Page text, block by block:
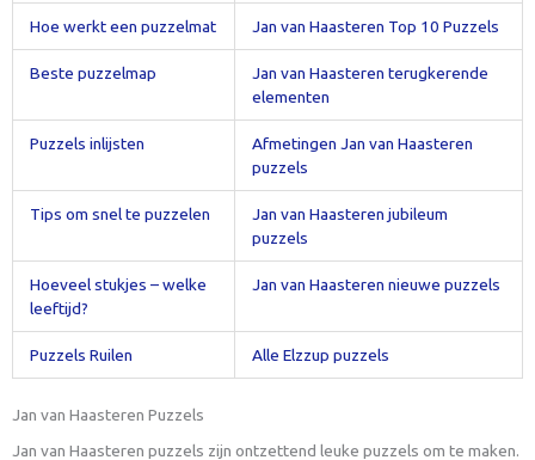
Hoe werkt een puzzelmat Jan van Haasteren Top 10 Puzzels
Beste puzzelmap
Jan van Haasteren terugkerende
elementen
Puzzels inlijsten
Afmetingen Jan van Haasteren
puzzels
Tips om snel te puzzelen
Jan van Haasteren jubileum
puzzels
Hoeveel stukjes – welke
leeftijd?
Jan van Haasteren nieuwe puzzels
Puzzels Ruilen Alle Elzzup puzzels
Jan van Haasteren Puzzels
Jan van Haasteren puzzels zijn ontzettend leuke puzzels om te maken.